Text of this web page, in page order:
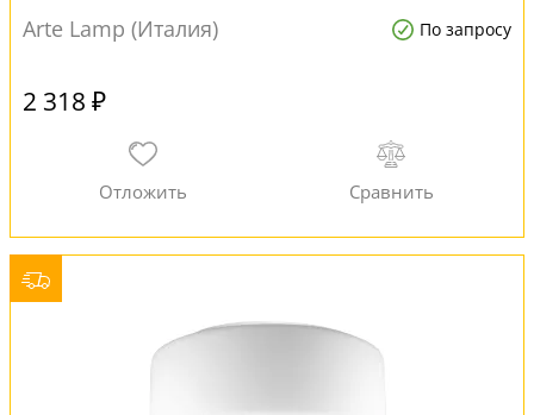
Arte Lamp (Италия)
По запросу
2 318 ₽